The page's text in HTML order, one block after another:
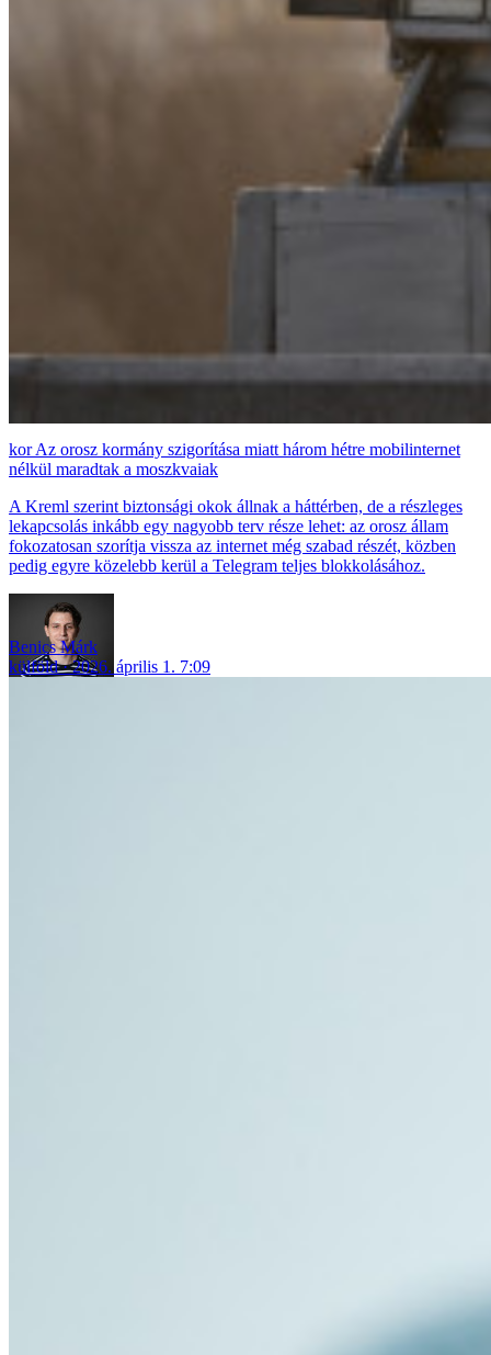
Az orosz kormány szigorítása miatt három hétre mobilinternet
nélkül maradtak a moszkvaiak
A Kreml szerint biztonsági okok állnak a háttérben, de a részleges
lekapcsolás inkább egy nagyobb terv része lehet: az orosz állam
fokozatosan szorítja vissza az internet még szabad részét, közben
pedig egyre közelebb kerül a Telegram teljes blokkolásához.
Benics Márk
külföld
2026. április 1. 7:09